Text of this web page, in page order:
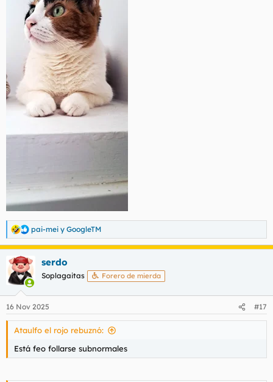
R
e
a
c
c
i
e
s
pai-mei y GoogleTM
serdo
Soplagaitas Forero de mierda
16 Nov 2025 #17
Ataulfo el rojo rebuznó:
Está feo follarse subnormales